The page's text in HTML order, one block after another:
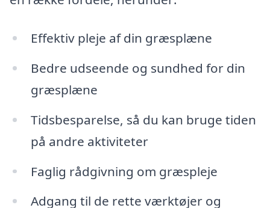
Effektiv pleje af din græsplæne
Bedre udseende og sundhed for din
græsplæne
Tidsbesparelse, så du kan bruge tiden
på andre aktiviteter
Faglig rådgivning om græspleje
Adgang til de rette værktøjer og